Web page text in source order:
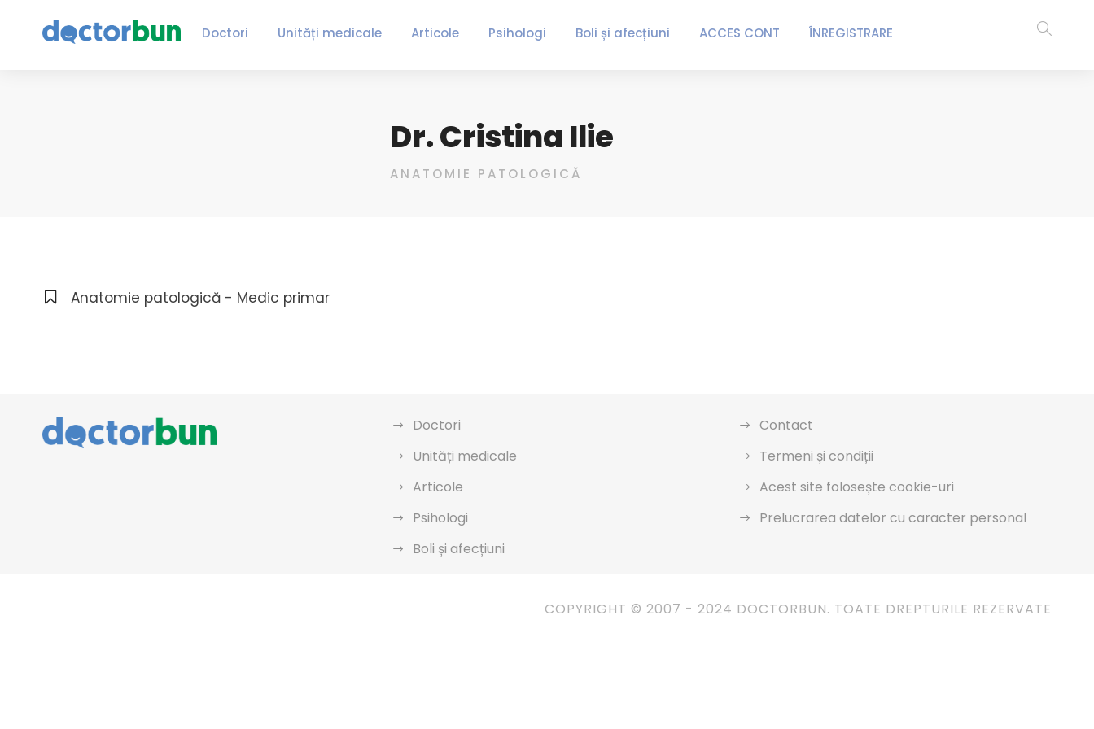
Doctori Unități medicale Articole Psihologi Boli și afecțiuni ACCES CONT ÎNREGISTRARE
Dr. Cristina Ilie
ANATOMIE PATOLOGICĂ
Anatomie patologică - Medic primar
Doctori
Unități medicale
Articole
Psihologi
Boli și afecțiuni
Contact
Termeni și condiții
Acest site folosește cookie-uri
Prelucrarea datelor cu caracter personal
COPYRIGHT © 2007 - 2024 DOCTORBUN. TOATE DREPTURILE REZERVATE